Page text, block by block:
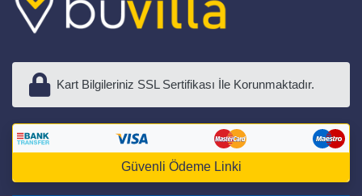
Kart Bilgileriniz SSL Sertifikası İle Korunmaktadır.
Güvenli Ödeme Linki